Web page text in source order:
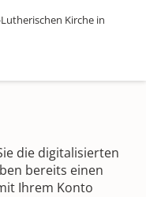
Kirche in
die digitalisierten
bereits einen
Ihrem Konto